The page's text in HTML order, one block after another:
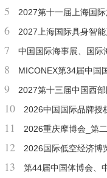
园博览会
5
2027第十一届上海国
览会
6
2027上海国际具身智
三角具身智能展）
7
中国国际海事展、国际
和展览会
8
MICONEX第34届中国
器仪表展览会
9
2027第十三届中国西
暖通风及食品冷冻加工展
10
2026中国国际品牌授
国授权展）
11
2026重庆摩博会_第
摩托车博览会
12 2026国际低空经济博
13 第44届中国体博会、